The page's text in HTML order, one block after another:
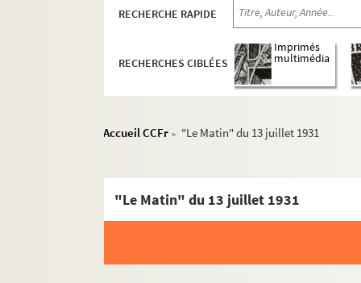
RECHERCHE RAPIDE
RECHERCHES CIBLÉES
Imprimés
multimédia
Accueil CCFr > "Le Matin" du 13 juillet 1931
"Le Matin" du 13 juillet 1931